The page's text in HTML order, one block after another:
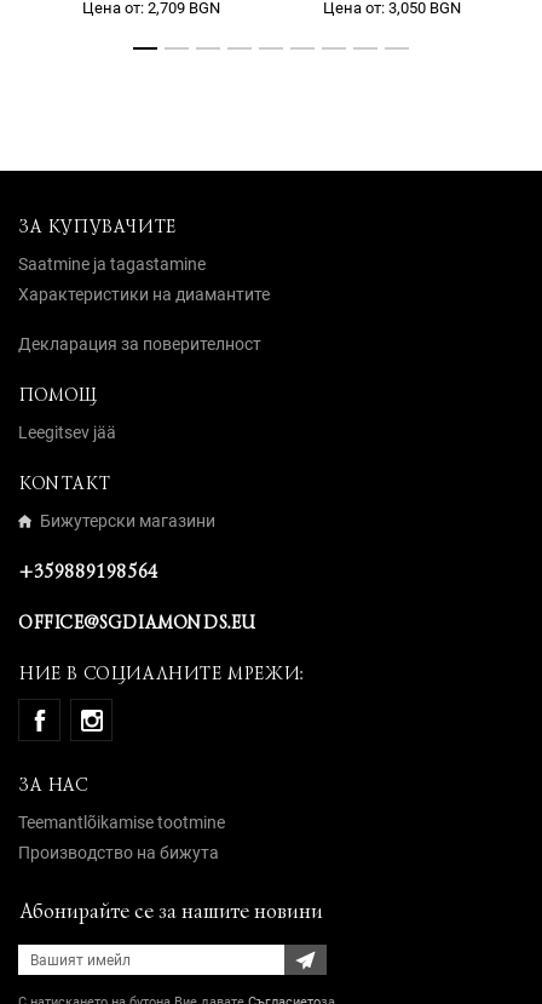
Цена от: 2,709 BGN
Цена от: 3,050 BGN
ЗА КУПУВАЧИТЕ
Saatmine ja tagastamine
Характеристики на диамантите
Декларация за поверителност
ПОМОЩ
Leegitsev jää
KONTAKT
Бижутерски магазини
+359889198564
OFFICE@SGDIAMONDS.EU
НИЕ В СОЦИАЛНИТЕ МРЕЖИ:
ЗА НАС
Teemantlõikamise tootmine
Производство на бижута
Абонирайте се за нашите новини